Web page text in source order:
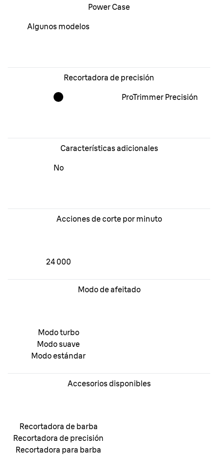
Power Case
Algunos modelos
Recortadora de precisión
ProTrimmer Precisión
Características adicionales
No
Acciones de corte por minuto
24 000
Modo de afeitado
Modo turbo
Modo suave
Modo estándar
Accesorios disponibles
Recortadora de barba
Recortadora de precisión
Recortadora para barba